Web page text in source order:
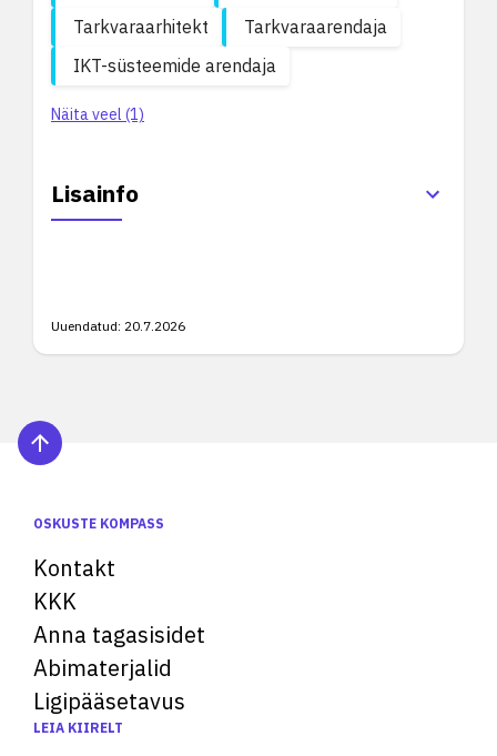
Tarkvaraarhitekt
Tarkvaraarendaja
IKT-süsteemide arendaja
Näita veel (1)
Lisainfo
Uuendatud: 20.7.2026
OSKUSTE KOMPASS
Kontakt
KKK
Anna tagasisidet
Abimaterjalid
Ligipääsetavus
LEIA KIIRELT